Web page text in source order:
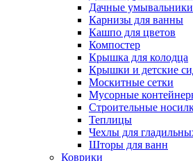
Дачные умывальники
Карнизы для ванны
Кашпо для цветов
Компостер
Крышка для колодца
Крышки и детские
Москитные сетки
Мусорные
Строительные
Теплицы
Чехлы для
Шторы для ванн
Коврики